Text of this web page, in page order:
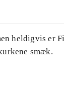
heldigvis er
smæk.